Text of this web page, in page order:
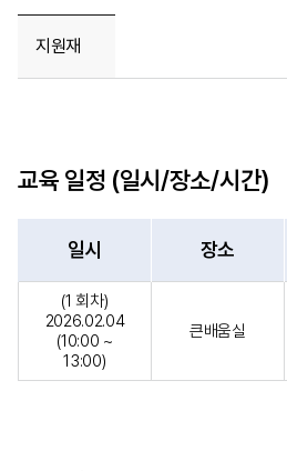
지원재
교육 일정 (일시/장소/시간)
일시 장소
(1 회차)
2026.02.04
(10:00 ~
13:00)
큰배움실